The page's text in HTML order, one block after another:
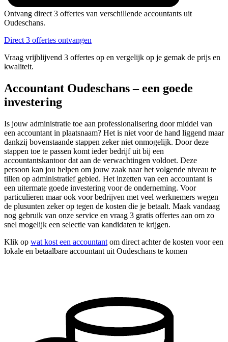
Ontvang direct 3 offertes van verschillende accountants uit
Oudeschans.
Direct 3 offertes ontvangen
Vraag vrijblijvend 3 offertes op en vergelijk op je gemak de prijs en
kwaliteit.
Accountant Oudeschans – een goede
investering
Is jouw administratie toe aan professionalisering door middel van
een accountant in plaatsnaam? Het is niet voor de hand liggend maar
dankzij bovenstaande stappen zeker niet onmogelijk. Door deze
stappen toe te passen komt ieder bedrijf uit bij een
accountantskantoor dat aan de verwachtingen voldoet. Deze
persoon kan jou helpen om jouw zaak naar het volgende niveau te
tillen op administratief gebied. Het inzetten van een accountant is
een uitermate goede investering voor de onderneming. Voor
particulieren maar ook voor bedrijven met veel werknemers wegen
de plusunten zeker op tegen de kosten die je betaalt. Maak vandaag
nog gebruik van onze service en vraag 3 gratis offertes aan om zo
snel mogelijk een selectie van kandidaten te krijgen.
Klik op wat kost een accountant om direct achter de kosten voor een
lokale en betaalbare accountant uit Oudeschans te komen